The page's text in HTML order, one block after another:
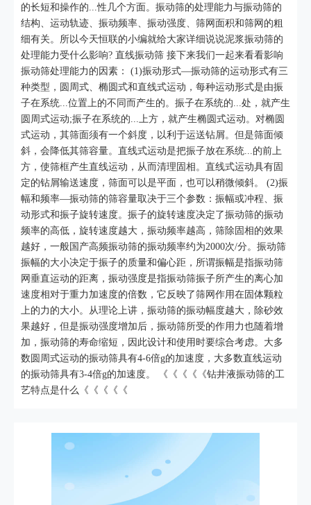
的长短和操作的...性几个方面。振动筛的处理能力与振动筛的
结构、运动轨迹、振动频率、振动强度、筛网面积和筛网的粗
细有关。所以今天恒联的小编就给大家详细说说泥浆振动筛的
处理能力受什么影响? 直线振动筛 接下来我们一起来看看影响
振动筛处理能力的因素： (1)振动形式—振动筛的运动形式有三
种类型，圆周式、椭圆式和直线式运动，每种运动形式是由振
子在系统...位置上的不同而产生的。振子在系统的...处，就产生
圆周式运动;振子在系统的...上方，就产生椭圆式运动。对椭圆
式运动，其筛面须有一个斜度，以利于运送钻屑。但是筛面倾
斜，会降低其筛容量。直线式运动是把振子放在系统...的前上
方，使筛框产生直线运动，从而清理固相。直线式运动具有固
定的钻屑输送速度，筛面可以是平面，也可以稍微倾斜。 (2)振
幅和频率—振动筛的筛容量取决于三个参数：振幅或冲程、振
动形式和振子旋转速度。振子的旋转速度决定了振动筛的振动
频率的高低，旋转速度越大，振动频率越高，筛除固相的效果
越好，一般国产高频振动筛的振动频率约为2000次/分。振动筛
振幅的大小决定于振子的质量和偏心距，所谓振幅是指振动筛
网垂直运动的距离，振动强度是指振动筛振子所产生的离心加
速度相对于重力加速度的倍数，它反映了筛网作用在固体颗粒
上的力的大小。从理论上讲，振动筛的振动幅度越大，除砂效
果越好，但是振动强度增加后，振动筛所受的作用力也随着增
加，振动筛的寿命缩短，因此设计和使用时要综合考虑。大多
数圆周式运动的振动筛具有4-6倍g的加速度，大多数直线运动
的振动筛具有3-4倍g的加速度。 《《《《《钻井液振动筛的工
艺特点是什么《《《《《